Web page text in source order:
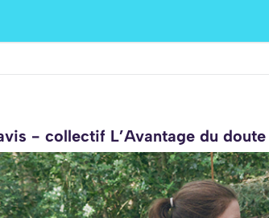
- collectif L’Avantage du doute